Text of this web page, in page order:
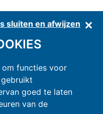
sluiten en afwijzen
om functies voor
goed te laten
van de